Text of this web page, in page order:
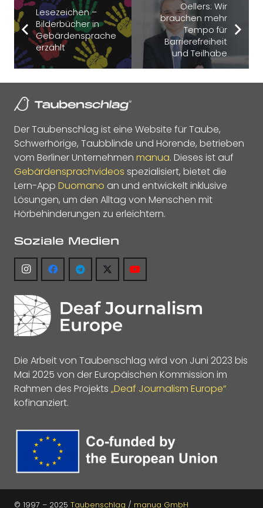
Lesezeichen –
Bilderbücher in
Gebärdensprache
erzählt
Oellers: Wir
brauchen mehr
Tempo für
Barrierefreiheit
und Teilhabe
Der Taubenschlag ist eine Website für Taube,
Schwerhörige, Taubblinde und Hörende, betrieben
vom Berliner Unternehmen manua. Dieses ist auf
Gebärdensprachvideos spezialisiert, bietet die
Lern-App Duomano an und entwickelt inklusive
Lösungen, um den Alltag von Menschen mit
Hörbehinderungen zu erleichtern.
Soziale Medien
Die Arbeit von Taubenschlag wird von Juni 2023 bis
Mai 2025 von der Europäischen Kommission im
Rahmen des Projekts „Deaf Journalism Europe“
kofinanziert.
© 1997 – 2025 Taubenschlag / manua GmbH